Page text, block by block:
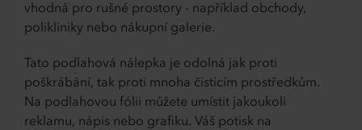
vhodná pro rušné prostory - například obchody,
polikliniky nebo nákupní galerie.
Tato podlahová nálepka je odolná jak proti
poškrábání, tak proti mnoha čisticím prostředkům.
Na podlahovou fólii můžete umístit jakoukoli
reklamu, nápis nebo grafiku. Váš potisk na